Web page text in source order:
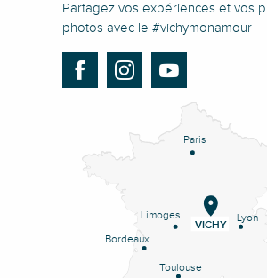
Partagez vos expériences et vos
photos avec le #vichymonamour
Paris
Lyon
Limoges
Bordeaux
Toulouse
VICHY